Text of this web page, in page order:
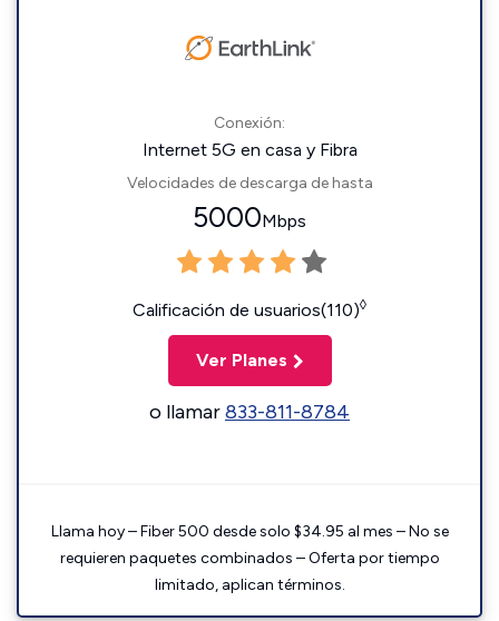
Conexión:
Internet 5G en casa y Fibra
Velocidades de descarga de hasta
5000Mbps
Calificación de usuarios(110)◊
Ver Planes
o llamar833-811-8784
Llama hoy – Fiber 500 desde solo $34.95 al mes – No se
requieren paquetes combinados – Oferta por tiempo
limitado, aplican términos.